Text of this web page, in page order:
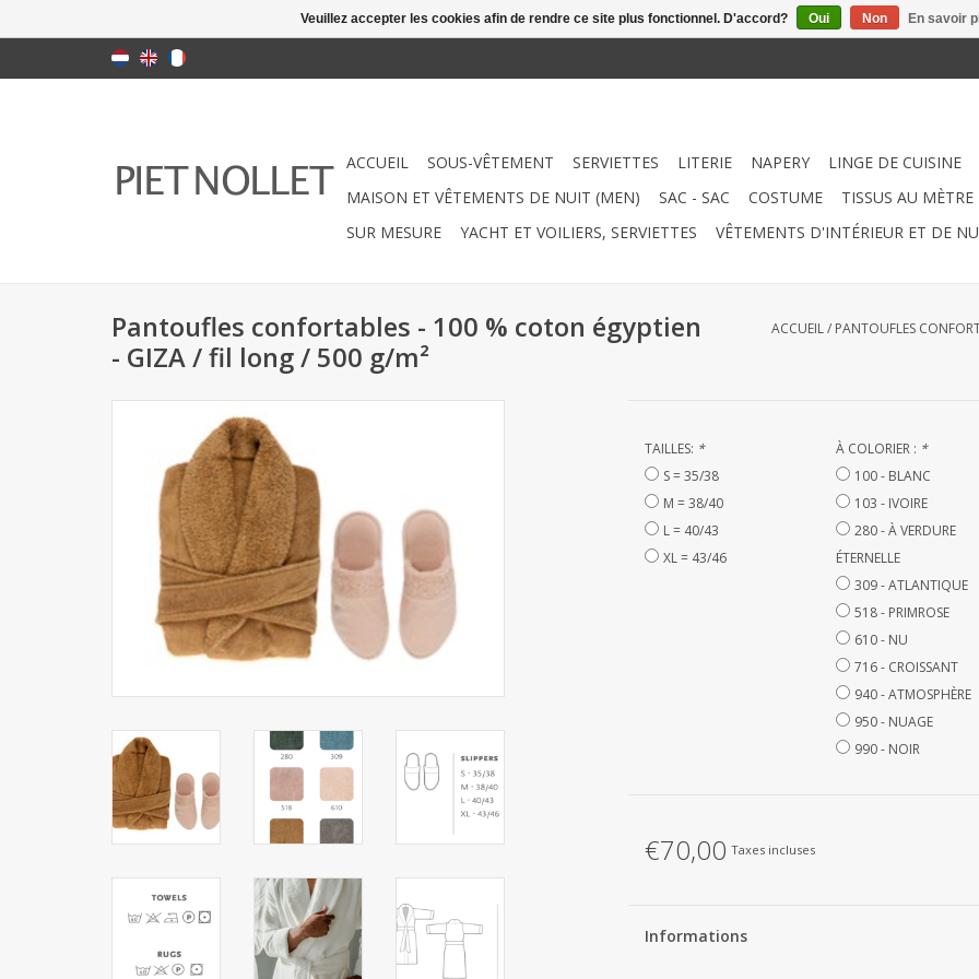
ACCUEIL SOUS-VÊTEMENT SERVIETTES LITERIE NAPERY LINGE DE CUISINE
MAISON ET VÊTEMENTS DE NUIT (MEN)
SAC - SAC COSTUME TISSUS AU MÈTRE
SUR MESURE
YACHT ET VOILIERS, SERVIETTES VÊTEMENTS D'INTÉRIEUR ET DE
Pantoufles confortables - 100 % coton égyptien
- GIZA / fil long / 500 g/m²
ACCUEIL/ PANTOUFLES
TAILLES: *
S = 35/38
M = 38/40
L = 40/43
XL = 43/46
À COLORIER : *
100 - BLANC
103 - IVOIRE
280 - À VERDURE
ÉTERNELLE
309 - ATLANTIQUE
518 - PRIMROSE
610 - NU
716 - CROISSANT
940 - ATMOSPHÈRE
950 - NUAGE
990 - NOIR
€70,00 Taxes incluses
Informations
Veuillez accepter les cookies afin de rendre ce site plus fonctionnel. D'accord? Oui Non En savoir